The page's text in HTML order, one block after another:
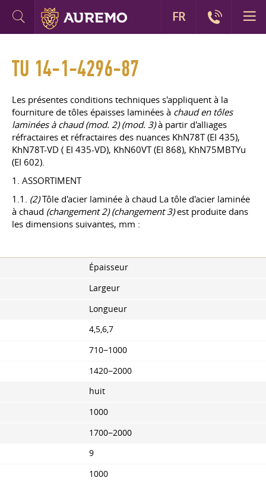
TU 14-1-4296-87
Les présentes conditions techniques s'appliquent à la
fourniture de tôles épaisses laminées à chaud en tôles
laminées à chaud (mod. 2) (mod. 3)à partir d'alliages
réfractaires et réfractaires des nuances KhN78T (EI 435),
KhN78T-VD ( EI 435-VD), KhN60VT (EI 868), KhN75MBTYu
(EI 602).
1. ASSORTIMENT
1.1. (2)Tôle d'acier laminée à chaud La tôle d'acier laminée
à chaud (changement 2) (changement 3)est produite dans
les dimensions suivantes, mm :
Épaisseur
Largeur
Longueur
4,5,6,7
710−1000
1420−2000
huit
1000
1700−2000
9
1000
FR